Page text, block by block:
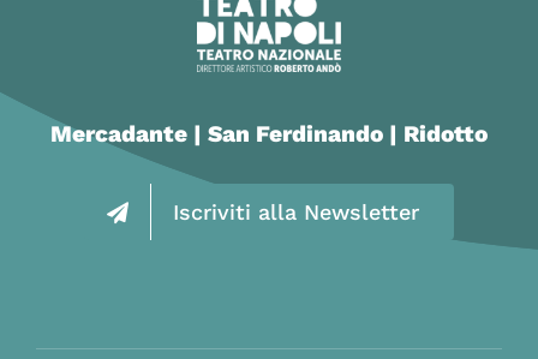
Mercadante | San Ferdinando | Ridotto
Iscriviti alla Newsletter